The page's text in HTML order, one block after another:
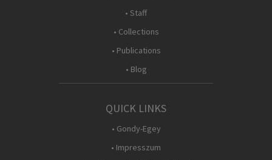
• Staff
• Collections
• Publications
• Blog
QUICK LINKS
• Gondy-Egey
• Impresszum